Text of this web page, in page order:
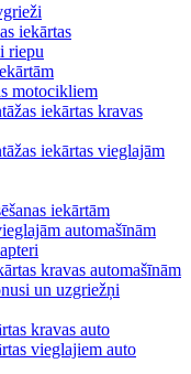
iekārtas
riepu
motocikliem
iekārtas kravas
iekārtas vieglajām
iekārtām
automašīnām
kravas automašīnām
un uzgriežņi
kravas auto
vieglajiem auto